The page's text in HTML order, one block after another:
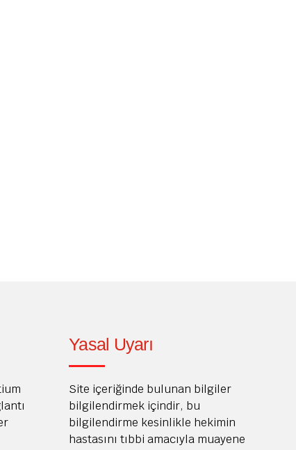
Yasal Uyarı
Site içeriğinde bulunan bilgiler
bilgilendirmek içindir, bu
bilgilendirme kesinlikle hekimin
hastasını tıbbi amacıyla muayene